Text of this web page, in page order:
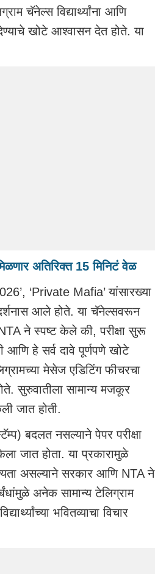
चॅनेल्स विद्यार्थ्यांना आणि
देण्याचे खोटे आश्वासन देत होते. या
मिळणार अतिरिक्त 15 मिनिटं वेळ
‘Private Mafia’ यांसारख्या
आले होते. या चॅनेल्सवरून
ने स्पष्ट केले की, परीक्षा सुरू
आणि हे सर्व दावे पूर्णपणे खोटे
मेसेज एडिटिंग फीचरचा
सुरुवातीला सामान्य मजकूर
जात होती.
बदलत नसल्याने पेपर परीक्षा
जात होता. या प्रकारामुळे
शक्यता असल्याने सरकार आणि NTA ने
अनेक सामान्य टेलिग्राम
भवितव्याचा विचार